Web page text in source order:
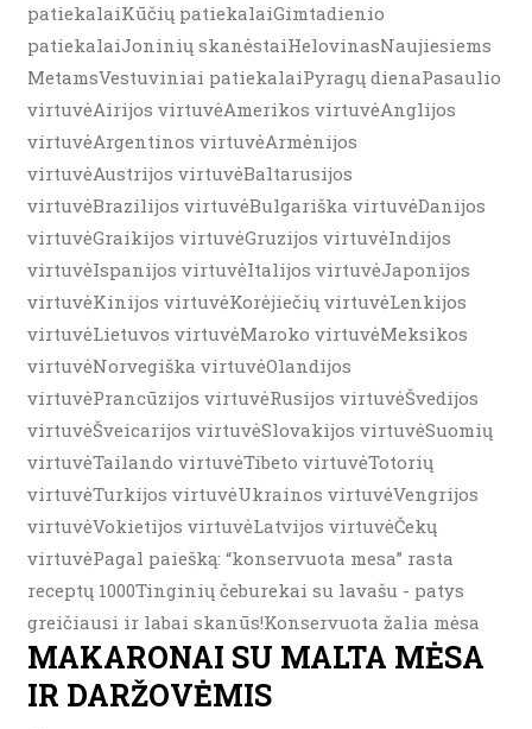
patiekalaiKūčių patiekalaiGimtadienio
patiekalaiJoninių skanėstaiHelovinasNaujiesiems
MetamsVestuviniai patiekalaiPyragų dienaPasaulio
virtuvėAirijos virtuvėAmerikos virtuvėAnglijos
virtuvėArgentinos virtuvėArmėnijos
virtuvėAustrijos virtuvėBaltarusijos
virtuvėBrazilijos virtuvėBulgariška virtuvėDanijos
virtuvėGraikijos virtuvėGruzijos virtuvėIndijos
virtuvėIspanijos virtuvėItalijos virtuvėJaponijos
virtuvėKinijos virtuvėKorėjiečių virtuvėLenkijos
virtuvėLietuvos virtuvėMaroko virtuvėMeksikos
virtuvėNorvegiška virtuvėOlandijos
virtuvėPrancūzijos virtuvėRusijos virtuvėŠvedijos
virtuvėŠveicarijos virtuvėSlovakijos virtuvėSuomių
virtuvėTailando virtuvėTibeto virtuvėTotorių
virtuvėTurkijos virtuvėUkrainos virtuvėVengrijos
virtuvėVokietijos virtuvėLatvijos virtuvėČekų
virtuvėPagal paiešką: “konservuota mesa” rasta
receptų 1000Tinginių čeburekai su lavašu - patys
greičiausi ir labai skanūs!Konservuota žalia mėsa
MAKARONAI SU MALTA MĖSA
IR DARŽOVĖMIS